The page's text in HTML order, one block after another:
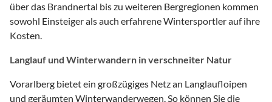
über das Brandnertal bis zu weiteren Bergregionen kommen
sowohl Einsteiger als auch erfahrene Wintersportler auf ihre
Kosten.
Langlauf und Winterwandern in verschneiter Natur
Vorarlberg bietet ein großzügiges Netz an Langlaufloipen
und geräumten Winterwanderwegen. So können Sie die